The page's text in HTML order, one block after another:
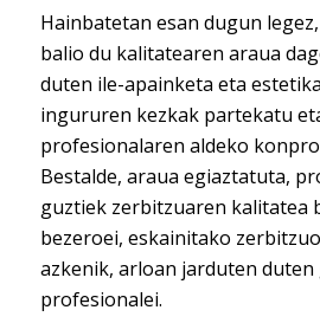
Hainbatetan esan dugun
balio du kalitatearen araua
duten ile-apainketa eta
ingururen kezkak partekatu
profesionalaren aldeko
Bestalde, araua egiaztatuta,
guztiek zerbitzuaren kalitatea
bezeroei, eskainitako
azkenik, arloan jarduten
profesionalei.